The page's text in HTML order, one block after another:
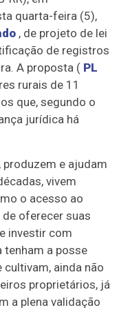
quarta-feira (5),
, de projeto de lei
de registros
A proposta ( PL
rurais de 11
que, segundo o
jurídica há
produzem e ajudam
vivem
o acesso ao
oferecer suas
investir com
tenham a posse
ainda não
proprietários, já
a plena validação